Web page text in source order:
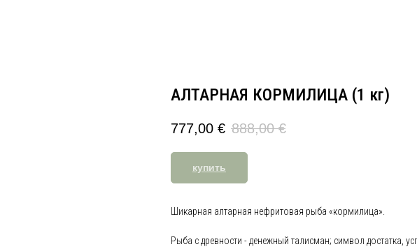
АЛТАРНАЯ КОРМИЛИЦА (1 кг)
777,00 € 888,00 €
купить
Шикарная алтарная нефритовая рыба «кормилица».
Рыба с древности - денежный талисман; символ достатка,